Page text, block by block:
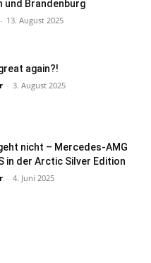
und Brandenburg
- 13. August 2025
again?!
- 3. August 2025
nicht – Mercedes-AMG
in der Arctic Silver Edition
- 4. Juni 2025